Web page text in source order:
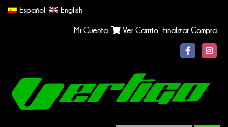
Español English
Mi Cuenta Ver Carrito Finalizar Compra